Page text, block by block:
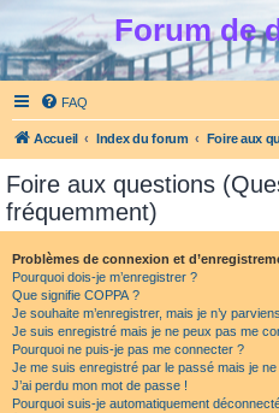
Forum de
FAQ
Accueil Index du forum
Foire aux questions
fréquemment)
Problèmes de connexion et
Pourquoi dois-je m’enregistrer ?
Que signifie COPPA ?
Je souhaite m’enregistrer, mais je n’y
Je suis enregistré mais je ne peux pas me
Pourquoi ne puis-je pas me connecter ?
Je me suis enregistré par le passé mais je
J’ai perdu mon mot de passe !
Pourquoi suis-je automatiquement